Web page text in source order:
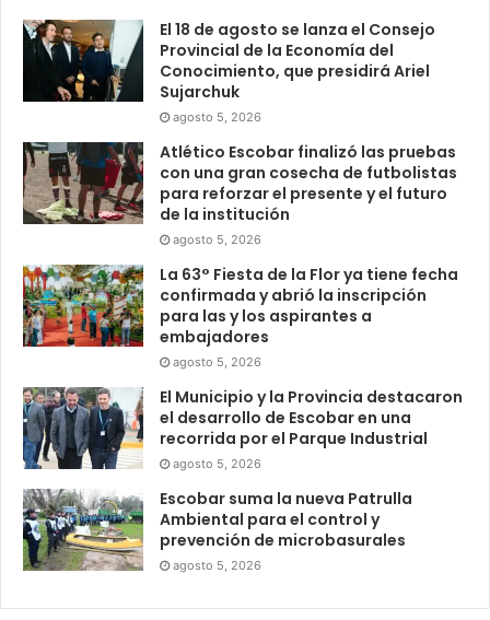
El 18 de agosto se lanza el Consejo
Provincial de la Economía del
Conocimiento, que presidirá Ariel
Sujarchuk
agosto 5, 2026
Atlético Escobar finalizó las pruebas
con una gran cosecha de futbolistas
para reforzar el presente y el futuro
de la institución
agosto 5, 2026
La 63° Fiesta de la Flor ya tiene fecha
confirmada y abrió la inscripción
para las y los aspirantes a
embajadores
agosto 5, 2026
El Municipio y la Provincia destacaron
el desarrollo de Escobar en una
recorrida por el Parque Industrial
agosto 5, 2026
Escobar suma la nueva Patrulla
Ambiental para el control y
prevención de microbasurales
agosto 5, 2026